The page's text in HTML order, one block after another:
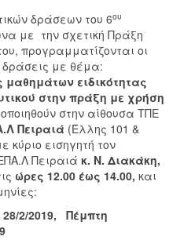
δράσεων του 6ου
με την σχετική Πράξη
προγραμματίζονται οι
με θέμα:
μαθημάτων ειδικότητας
στην πράξη με χρήση
στην αίθουσα ΤΠΕ
Πειραιά (Έλλης 101 &
κύριο εισηγητή τον
Πειραιά κ. Ν. Διακάκη,
ώρες 12.00 έως 14.00, και
2/2019, Πέμπτη